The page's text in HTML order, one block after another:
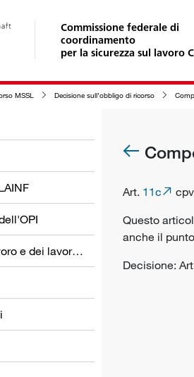
Commissione federale di
coordinamento
per la sicurezza sul lavoro
MSSL Decisione sull’obbligo di ricorso
Obblighi dei datori di lavoro e dei lavoratori
Art. 11c
Questo
anche il punto
Decisione: